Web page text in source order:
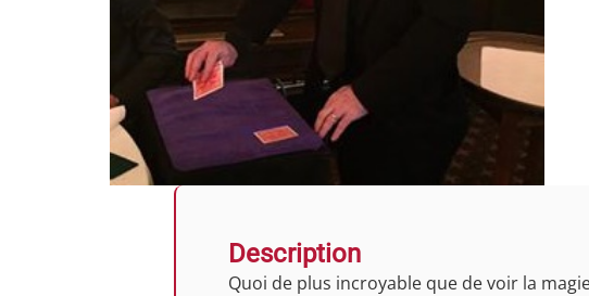
Description
Quoi de plus incroyable que de voir la